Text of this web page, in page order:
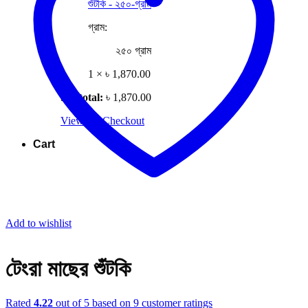
শুঁটকি - ২৫০-গ্রাম
গ্রাম:
২৫০ গ্রাম
1 × ৳ 1,870.00
Subtotal: ৳ 1,870.00
View cartCheckout
Cart
Add to wishlist
টেংরা মাছের শুঁটকি
Rated 4.22 out of 5 based on 9 customer ratings